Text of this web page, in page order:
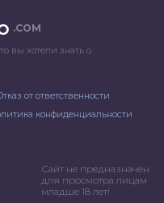
.COM
вы хотели знать о
от ответственности
конфиденциальности
Сайт не предназначен
для просмотра лицам
младше 18 лет!